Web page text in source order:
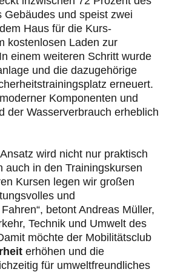
Gebäudes und speist zwei
Haus für die Kurs-
kostenlosen Laden zur
einem weiteren Schritt wurde
und die dazugehörige
erneuert.
Komponenten und
der Wasserverbrauch erheblich
wird nicht nur praktisch
auch in den Trainingskursen
Kursen legen wir großen
und
betont Andreas Müller,
Technik und Umwelt des
möchte der Mobilitätsclub
erhöhen und die
für umweltfreundliches